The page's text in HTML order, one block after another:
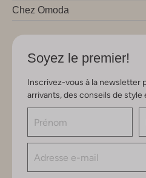
Chez Omoda
Soyez le premier!
Inscrivez-vous à la newsletter
arrivants, des conseils de